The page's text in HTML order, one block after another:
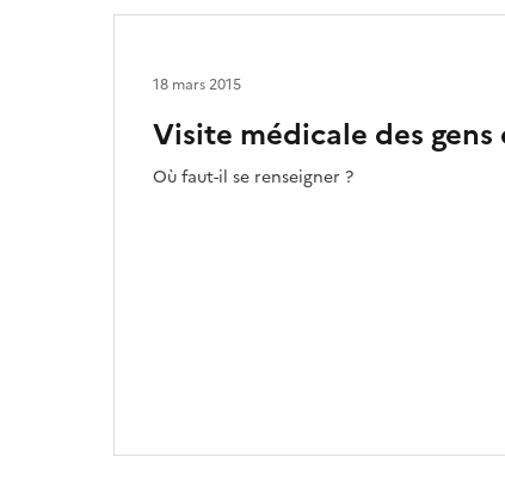
Visite médicale des gens
Où faut-il se renseigner ?
18 mars 2015